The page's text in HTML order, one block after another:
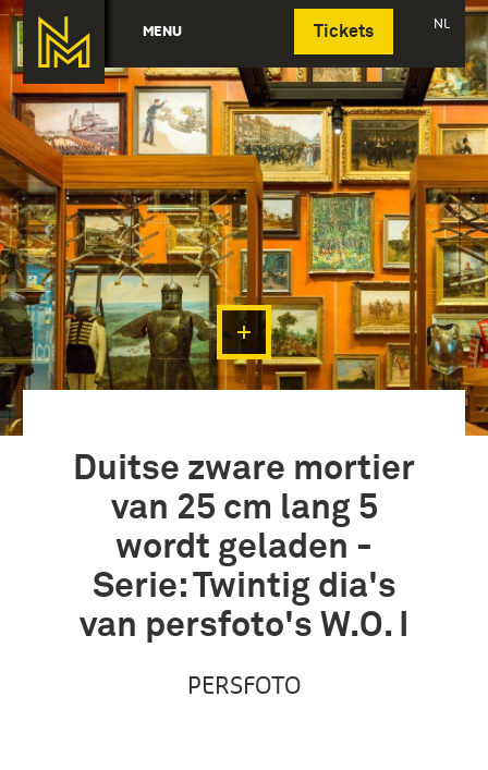
MENU Tickets NL
Deutsch
Duitse zware mortier
van 25 cm lang 5
wordt geladen -
Serie: Twintig dia's
van persfoto's W.O. I
PERSFOTO